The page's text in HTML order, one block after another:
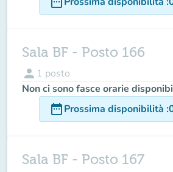
Sala BF - Posto 166
person 1 posto
Non ci sono fasce orarie
date_rangeProssima disponibilità :
Sala BF - Posto 167